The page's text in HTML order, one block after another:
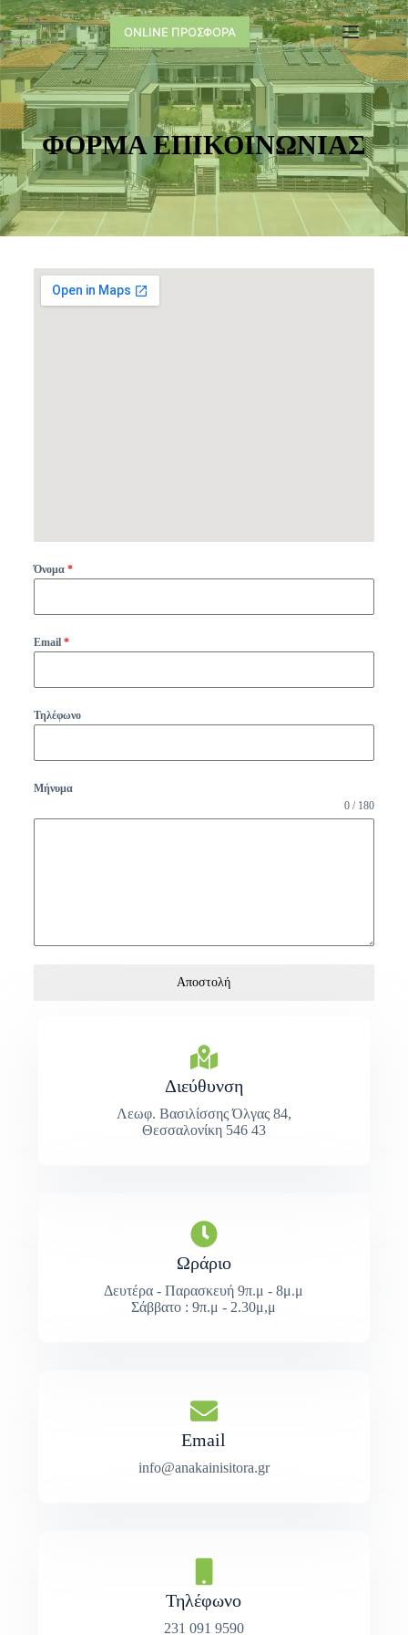
ONLINE ΠΡΟΣΦΟΡΑ
ΦΟΡΜΑ ΕΠΙΚΟΙΝΩΝΙΑΣ
Όνομα *
Email *
Τηλέφωνο
Μήνυμα
0 / 180
Αποστολή
Διεύθυνση
Λεωφ. Βασιλίσσης Όλγας 84,
Θεσσαλονίκη 546 43
Ωράριο
Δευτέρα - Παρασκευή 9π.μ - 8μ.μ
Σάββατο : 9π.μ - 2.30μ,μ
Email
info@anakainisitora.gr
Τηλέφωνο
231 091 9590